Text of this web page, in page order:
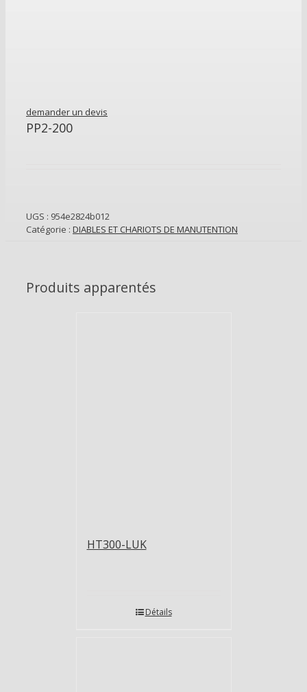
demander un devis
PP2-200
UGS : 954e2824b012
Catégorie : DIABLES ET CHARIOTS DE MANUTENTION
Produits apparentés
HT300-LUK
Détails